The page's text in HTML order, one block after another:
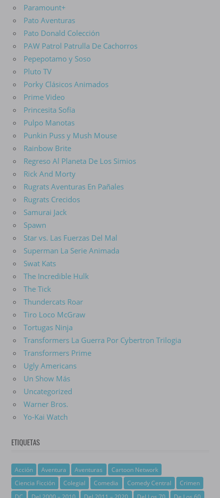
Paramount+
Pato Aventuras
Pato Donald Colección
PAW Patrol Patrulla De Cachorros
Pepepotamo y Soso
Pluto TV
Porky Clásicos Animados
Prime Video
Princesita Sofía
Pulpo Manotas
Punkin Puss y Mush Mouse
Rainbow Brite
Regreso Al Planeta De Los Simios
Rick And Morty
Rugrats Aventuras En Pañales
Rugrats Crecidos
Samurai Jack
Spawn
Star vs. Las Fuerzas Del Mal
Superman La Serie Animada
Swat Kats
The Incredible Hulk
The Tick
Thundercats Roar
Tiro Loco McGraw
Tortugas Ninja
Transformers La Guerra Por Cybertron Trilogia
Transformers Prime
Ugly Americans
Un Show Más
Uncategorized
Warner Bros.
Yo-Kai Watch
ETIQUETAS
Acción Aventura Aventuras
Cartoon Network
Ciencia Ficción
Colegial Comedia Comedy Central
Crimen